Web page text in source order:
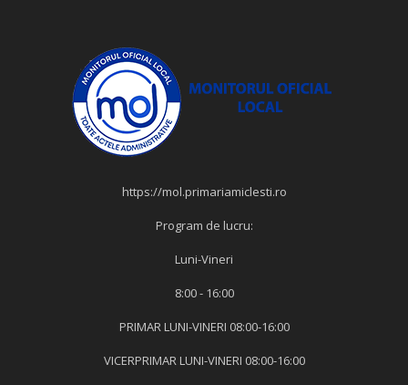
https://mol.primariamiclesti.ro
Program de lucru:
Luni-Vineri
8:00 - 16:00
PRIMAR LUNI-VINERI 08:00-16:00
VICERPRIMAR LUNI-VINERI 08:00-16:00